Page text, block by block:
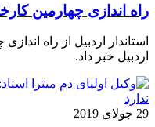
راه اندازی چهارمین
استاندار اردبیل از راه
اردبیل خبر داد.
29 جولای 2019